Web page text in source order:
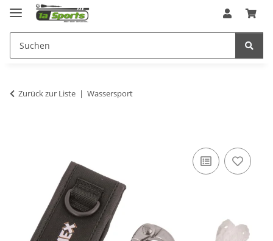
Zurück zur Liste Wassersport